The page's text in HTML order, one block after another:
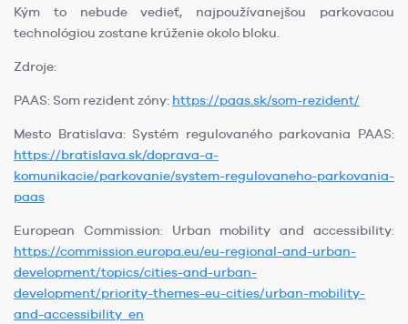
Kým to nebude vedieť, najpoužívanejšou parkovacou
technológiou zostane krúženie okolo bloku.
Zdroje:
PAAS: Som rezident zóny: https://paas.sk/som-rezident/
Mesto Bratislava: Systém regulovaného parkovania PAAS:
https://bratislava.sk/doprava-a-
komunikacie/parkovanie/system-regulovaneho-parkovania-
paas
European Commission: Urban mobility and accessibility:
https://commission.europa.eu/eu-regional-and-urban-
development/topics/cities-and-urban-
development/priority-themes-eu-cities/urban-mobility-
and-accessibility_en